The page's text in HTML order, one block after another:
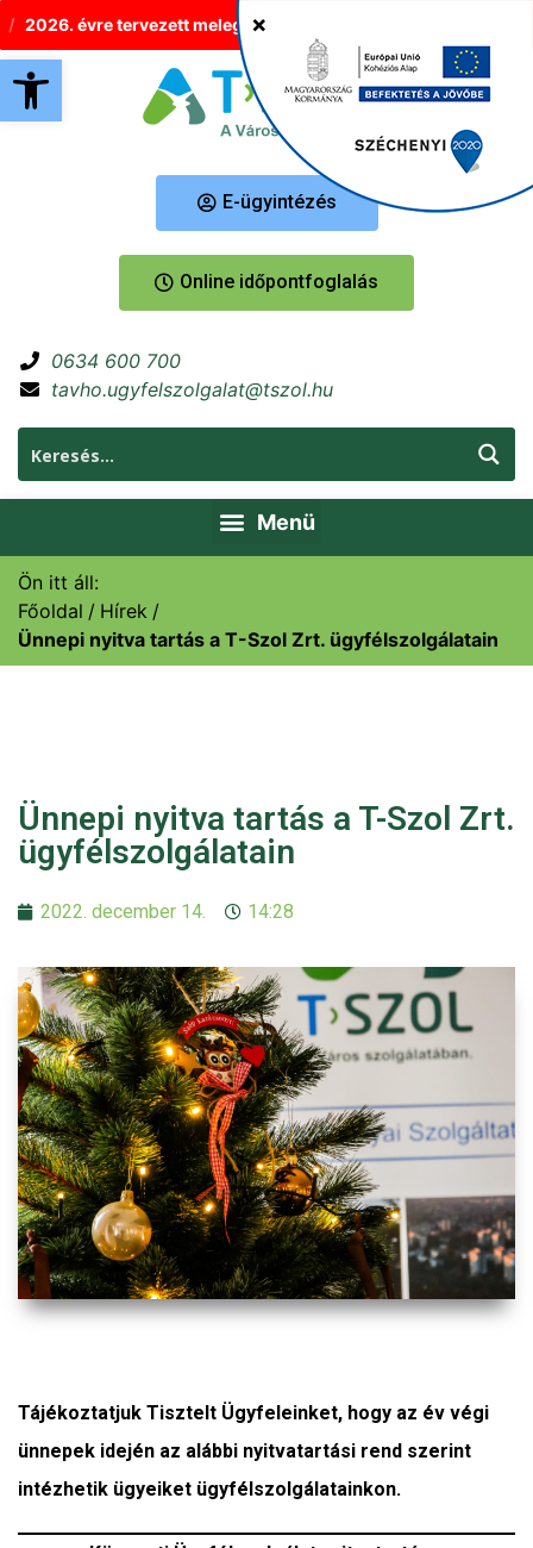
Eszköztár megnyitása
2026. évre tervezett melegvíz-korlátozások Tatabányán
E-ügyintézés
Online időpontfoglalás
0634 600 700
tavho.ugyfelszolgalat@tszol.hu
Ön itt áll:
Főoldal
Hírek
Ünnepi nyitva tartás a T-Szol Zrt. ügyfélszolgálatain
Ünnepi nyitva tartás a T-Szol Zrt.
ügyfélszolgálatain
2022. december 14. 14:28
Tájékoztatjuk Tisztelt Ügyfeleinket, hogy az év végi
ünnepek idején az alábbi nyitvatartási rend szerint
intézhetik ügyeiket ügyfélszolgálatainkon.